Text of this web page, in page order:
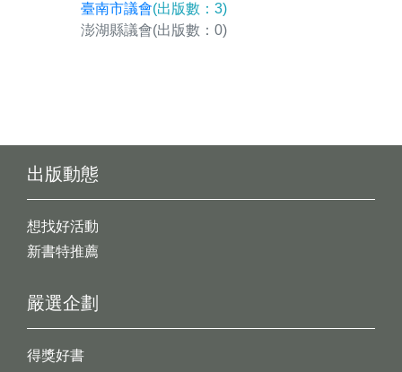
臺南市議會(出版數：3)
澎湖縣議會(出版數：0)
出版動態
想找好活動
新書特推薦
嚴選企劃
得獎好書